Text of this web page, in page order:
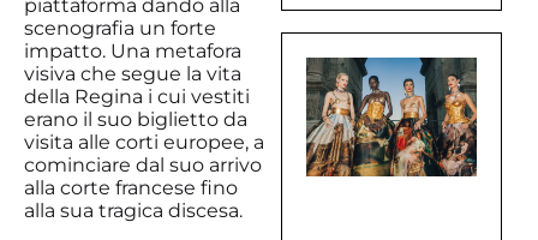
piattaforma dando alla
scenografia un forte
impatto. Una metafora
visiva che segue la vita
della Regina i cui vestiti
erano il suo biglietto da
visita alle corti europee, a
cominciare dal suo arrivo
alla corte francese fino
alla sua tragica discesa.